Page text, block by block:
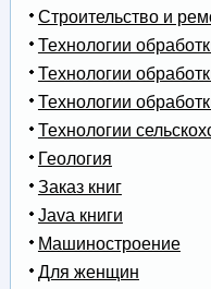
Строительство и
Технологии
Технологии
Технологии
Технологии
Геология
Заказ книг
Java книги
Машиностроение
Для женщин